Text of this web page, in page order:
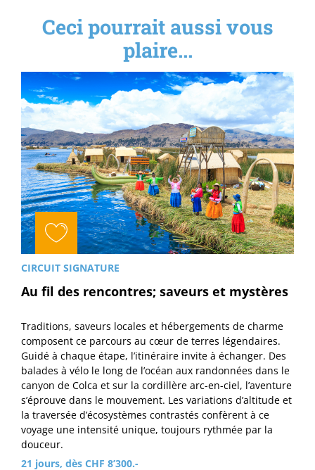
Ceci pourrait aussi vous
plaire...
CIRCUIT SIGNATURE
Au fil des rencontres; saveurs et mystères
Traditions, saveurs locales et hébergements de charme
composent ce parcours au cœur de terres légendaires.
Guidé à chaque étape, l’itinéraire invite à échanger. Des
balades à vélo le long de l’océan aux randonnées dans le
canyon de Colca et sur la cordillère arc-en-ciel, l’aventure
s’éprouve dans le mouvement. Les variations d’altitude et
la traversée d’écosystèmes contrastés confèrent à ce
voyage une intensité unique, toujours rythmée par la
douceur.
21 jours, dès CHF 8’300.-